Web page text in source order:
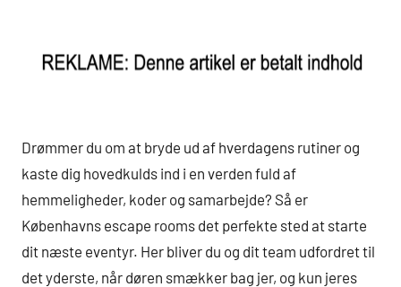
Drømmer du om at bryde ud af hverdagens rutiner og
kaste dig hovedkulds ind i en verden fuld af
hemmeligheder, koder og samarbejde? Så er
Københavns escape rooms det perfekte sted at starte
dit næste eventyr. Her bliver du og dit team udfordret til
det yderste, når døren smækker bag jer, og kun jeres